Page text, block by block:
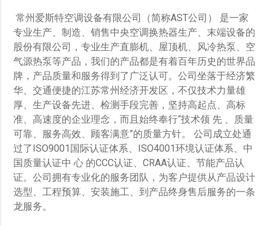
常州爱斯特空调设备有限公司（简称AST公司） 是一家
专业生产、制造、销售中央空调换热器生产、末端设备的
股份有限公司，专业生产直膨机、屋顶机、风冷热泵、空
气源热泵等产品，我们的产品都是有着百年历史的世界品
牌，产品质量和服务得到了广泛认可。公司坐落于经济繁
华、交通便捷的江苏常州经济开发区，不仅技术力量雄
厚、生产设备先进、检测手段完善，坚持高起点、高标
准、高速度的企业理念，而且始终奉行“技术领 先 、质量
可靠、服务高效、顾客满意”的质量方针。 公司成立处通
过了ISO9001国际认证体系、ISO4001环境认证体系、中
国质量认证中 心 的CCC认证、CRAA认证、节能产品认
证。公司拥有专业化的服务团队，为客户提供从产品设计
选型、工程预算、安装施工、到产品终身售后服务的一条
龙服务。